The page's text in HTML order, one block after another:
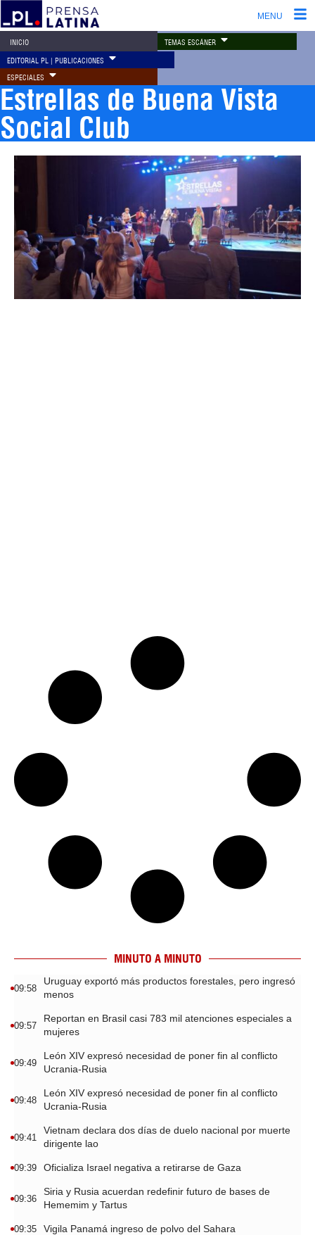
MENU
INICIO TEMAS ESCÁNER
EDITORIAL PL | PUBLICACIONES
ESPECIALES
Estrellas de Buena Vista
Social Club
MINUTO A MINUTO
09:58
Uruguay exportó más productos forestales, pero ingresó
menos
09:57
Reportan en Brasil casi 783 mil atenciones especiales a
mujeres
09:49
León XIV expresó necesidad de poner fin al conflicto
Ucrania-Rusia
09:48
León XIV expresó necesidad de poner fin al conflicto
Ucrania-Rusia
09:41
Vietnam declara dos días de duelo nacional por muerte
dirigente lao
09:39 Oficializa Israel negativa a retirarse de Gaza
09:36
Siria y Rusia acuerdan redefinir futuro de bases de
Hememim y Tartus
09:35 Vigila Panamá ingreso de polvo del Sahara